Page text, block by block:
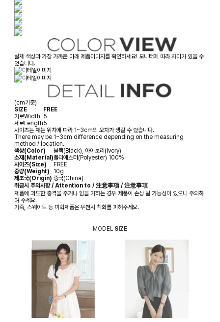
실제 색상과 가장 가까운 아래 제품이미지를 확인하세요! 모니터에 따라 차이가 있을 수
있습니다.
(cm기준)
SIZE
FREE
가로Width 5
세로Length5
사이즈는 재는 위치에 따라 1~3cm의 오차가 생길 수 있습니다.
There may be 1~3cm difference depending on the measuring
method / location.
색상(Color)
블랙(Black), 아이보리(Ivory)
소재(Material)폴리에스터(Polyester) 100%
사이즈(Size)
FREE
중량(Weight)
10g
제조국(Origin) 중국(China)
취급시 주의사항 / Attention to / 注意事项 / 注意事項
제품에 과도한 충격을 주거나 힘을 가하는 경우 제품이 손상 될 가능성이 있으니 주의하
여 주세요.
가죽, 스웨이드 등 피혁제품은 우천시 착화를 피해주세요.
MODEL SIZE